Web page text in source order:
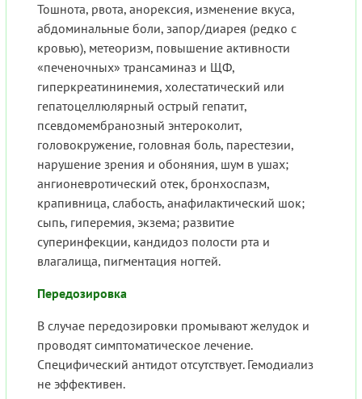
Тошнота, рвота, анорексия, изменение вкуса,
абдоминальные боли, запор/диарея (редко с
кровью), метеоризм, повышение активности
«печеночных» трансаминаз и ЩФ,
гиперкреатининемия, холестатический или
гепатоцеллюлярный острый гепатит,
псевдомембранозный энтероколит,
головокружение, головная боль, парестезии,
нарушение зрения и обоняния, шум в ушах;
ангионевротический отек, бронхоспазм,
крапивница, слабость, анафилактический шок;
сыпь, гиперемия, экзема; развитие
суперинфекции, кандидоз полости рта и
влагалища, пигментация ногтей.
Передозировка
В случае передозировки промывают желудок и
проводят симптоматическое лечение.
Специфический антидот отсутствует. Гемодиализ
не эффективен.